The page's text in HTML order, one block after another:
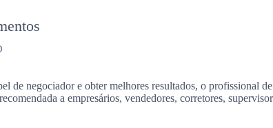
de negociador e obter melhores resultados, o profissional
a empresários, vendedores, corretores,